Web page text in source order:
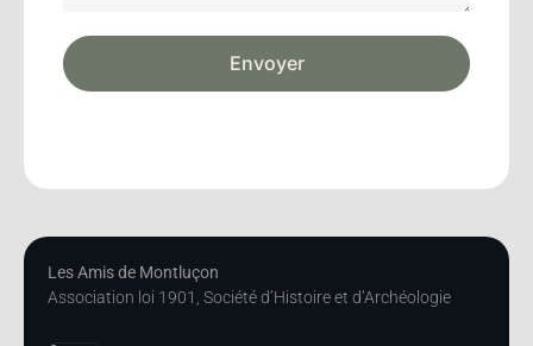
Envoyer
Les Amis de Montluçon
Association loi 1901, Société d’Histoire et d’Archéologie